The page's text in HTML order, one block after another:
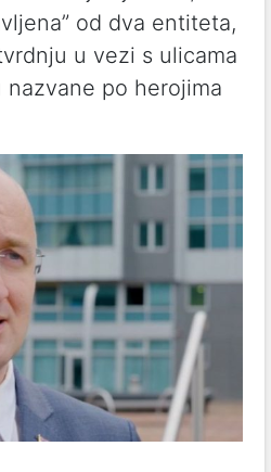
od dva entiteta,
u vezi s ulicama
nazvane po herojima